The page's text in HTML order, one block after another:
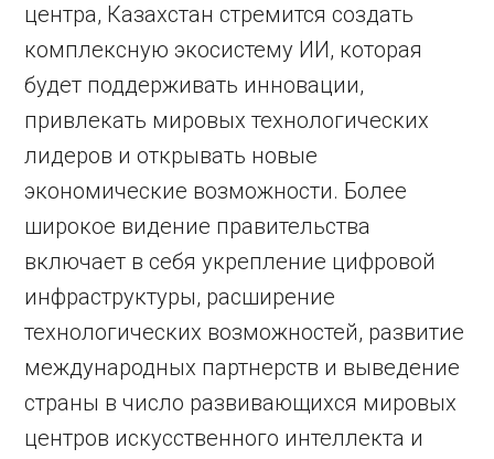
центра, Казахстан стремится создать
комплексную экосистему ИИ, которая
будет поддерживать инновации,
привлекать мировых технологических
лидеров и открывать новые
экономические возможности. Более
широкое видение правительства
включает в себя укрепление цифровой
инфраструктуры, расширение
технологических возможностей, развитие
международных партнерств и выведение
страны в число развивающихся мировых
центров искусственного интеллекта и